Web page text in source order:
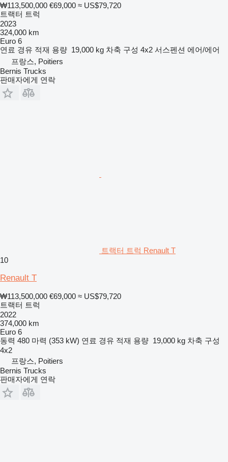
₩113,500,000 €69,000 ≈ US$79,720
트랙터 트럭
2023
324,000 km
Euro 6
연료 경유 적재 용량 19,000 kg 차축 구성 4x2 서스펜션 에어/에어
프랑스, Poitiers
Bernis Trucks
판매자에게 연락
트랙터 트럭 Renault T
10
Renault T
₩113,500,000 €69,000 ≈ US$79,720
트랙터 트럭
2022
374,000 km
Euro 6
동력 480 마력 (353 kW) 연료 경유 적재 용량 19,000 kg 차축 구성
4x2
프랑스, Poitiers
Bernis Trucks
판매자에게 연락